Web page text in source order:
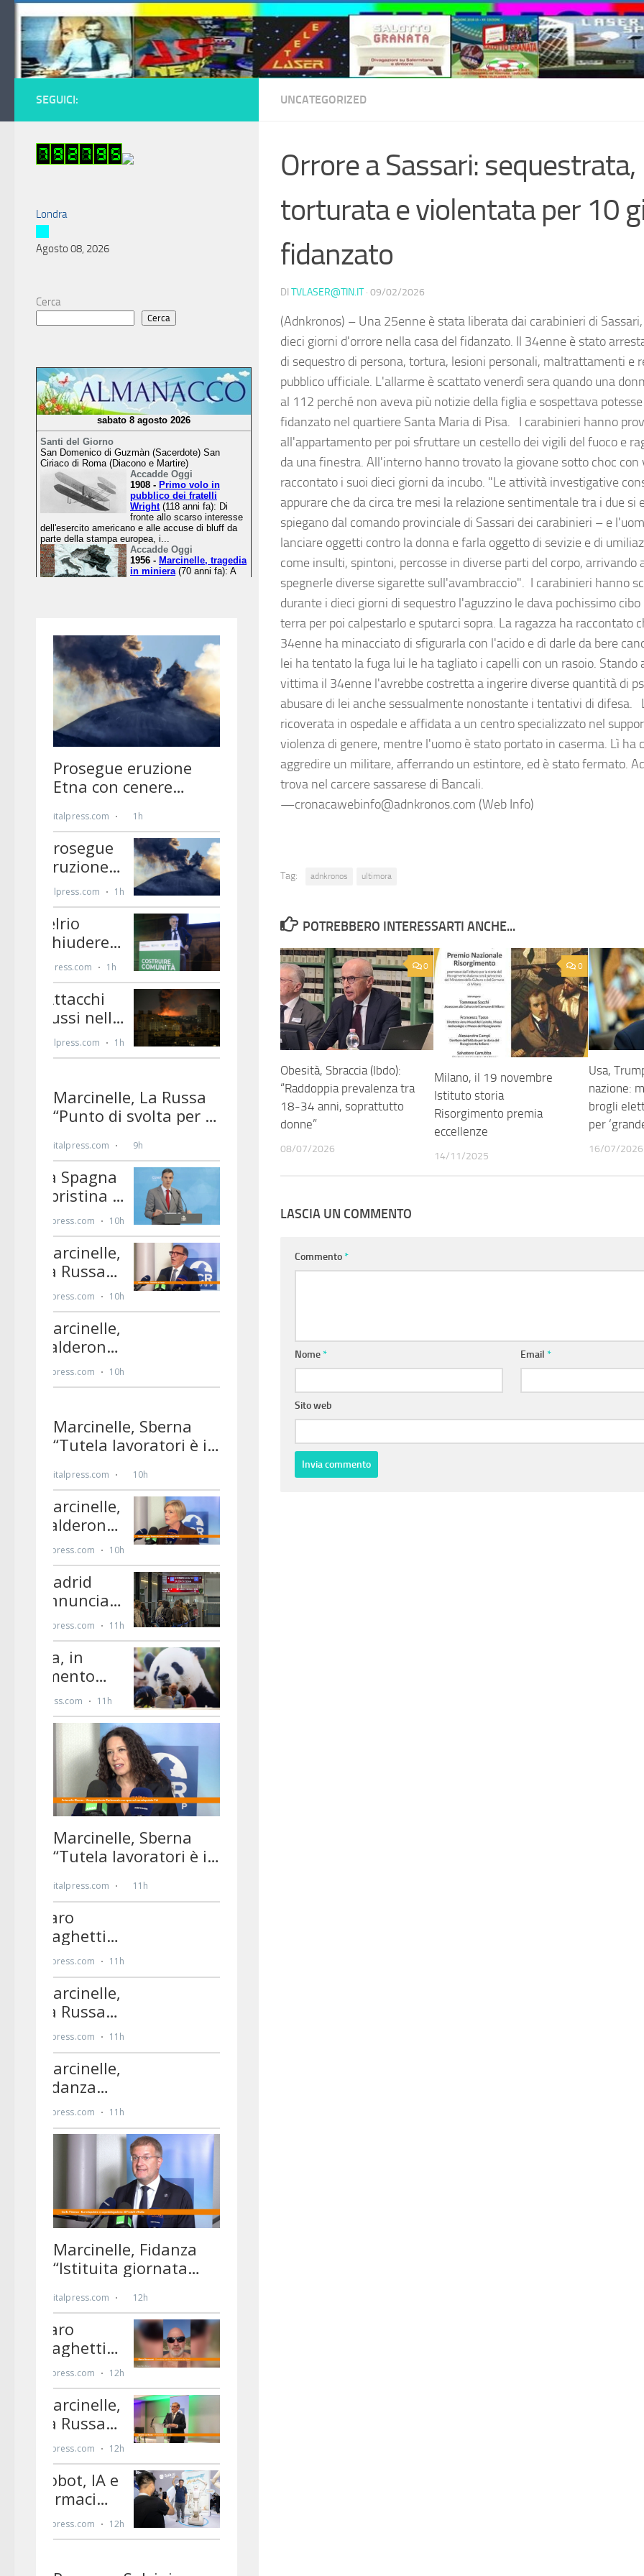
Salta al contenuto
UNCATEGORIZED
Orrore a Sassari: sequestrata,
torturata e violentata per 10
fidanzato
DI TVLASER@TIN.IT · 09/02/2026
(Adnkronos) – Una 25enne è stata liberata dai carabinieri di
dieci giorni d'orrore nella casa del fidanzato. Il 34enne è stato
di sequestro di persona, tortura, lesioni personali, maltrattamenti e
pubblico ufficiale. L'allarme è scattato venerdì sera quando una
al 112 perché non aveva più notizie della figlia e sospettava
fidanzato nel quartiere Santa Maria di Pisa. I carabinieri hanno
all'appartamento per poi sfruttare un cestello dei vigili del fuoco e
da una finestra. All'interno hanno trovato la giovane sotto choc con
raccontato i suoi dieci giorni da incubo. "Le attività investigative
appurare che da circa tre mesi la relazione sentimentale tra i due si
spiegano dal comando provinciale di Sassari dei carabinieri – e
lanciare oggetti contro la donna e farla oggetto di sevizie e di
come insulti, spintoni, percosse in diverse parti del corpo, arrivando
spegnerle diverse sigarette sull'avambraccio". I carabinieri hanno
durante i dieci giorni di sequestro l'aguzzino le dava pochissimo
terra per poi calpestarlo e sputarci sopra. La ragazza ha raccontato
34enne ha minacciato di sfigurarla con l'acido e di darle da bere
lei ha tentato la fuga lui le ha tagliato i capelli con un rasoio. Stando
vittima il 34enne l'avrebbe costretta a ingerire diverse quantità di
abusare di lei anche sessualmente nonostante i tentativi di difesa.
ricoverata in ospedale e affidata a un centro specializzato nel
violenza di genere, mentre l'uomo è stato portato in caserma. Lì ha
aggredire un militare, afferrando un estintore, ed è stato fermato.
trova nel carcere sassarese di Bancali.
—cronacawebinfo@adnkronos.com (Web Info)
Tag: adnkronos ultimora
POTREBBERO INTERESSARTI ANCHE...
0
Obesità, Sbraccia (Ibdo):
“Raddoppia prevalenza tra
18-34 anni, soprattutto
donne”
08/07/2026
0
Milano, il 19 novembre
Istituto storia
Risorgimento premia
eccellenze
14/11/2025
Usa,
nazione:
brogli
per
16/07/2026
LASCIA UN COMMENTO
Commento*
Nome* Email*
Sito web
SEGUICI:
Londra
Agosto 08, 2026
Cerca
Cerca